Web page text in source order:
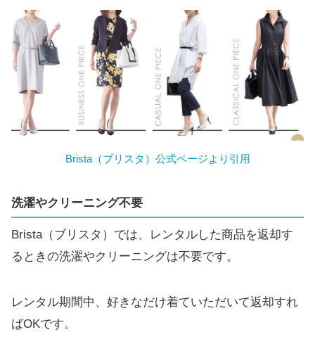
Brista（ブリスタ）公式ページより引用
洗濯やクリーニング不要
Brista（ブリスタ）では、レンタルした商品を返却す
るときの洗濯やクリーニングは不要です。
レンタル期間中、好きなだけ着ていただいて返却すれ
ばOKです。